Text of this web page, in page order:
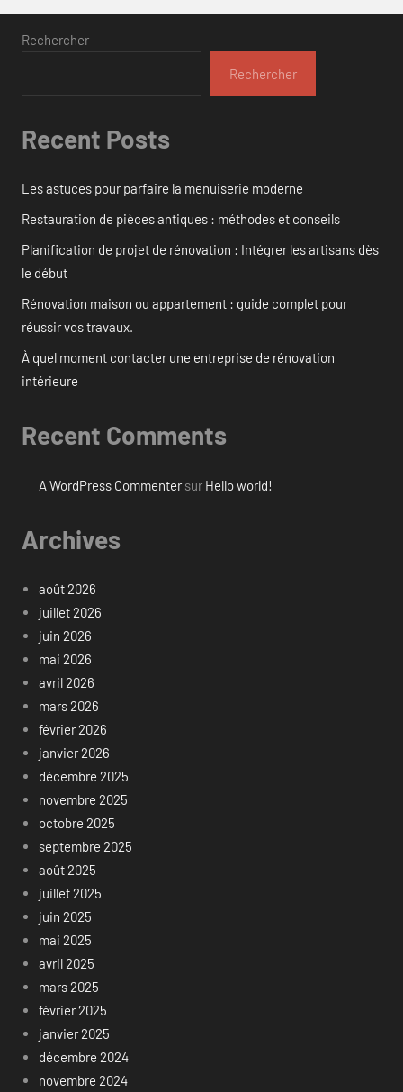
Rechercher
Rechercher
Recent Posts
Les astuces pour parfaire la menuiserie moderne
Restauration de pièces antiques : méthodes et conseils
Planification de projet de rénovation : Intégrer les artisans dès
le début
Rénovation maison ou appartement : guide complet pour
réussir vos travaux.
À quel moment contacter une entreprise de rénovation
intérieure
Recent Comments
A WordPress Commentersur Hello world!
Archives
août 2026
juillet 2026
juin 2026
mai 2026
avril 2026
mars 2026
février 2026
janvier 2026
décembre 2025
novembre 2025
octobre 2025
septembre 2025
août 2025
juillet 2025
juin 2025
mai 2025
avril 2025
mars 2025
février 2025
janvier 2025
décembre 2024
novembre 2024